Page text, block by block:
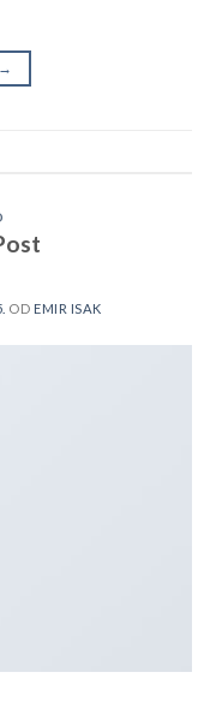
→
OD EMIR ISAK